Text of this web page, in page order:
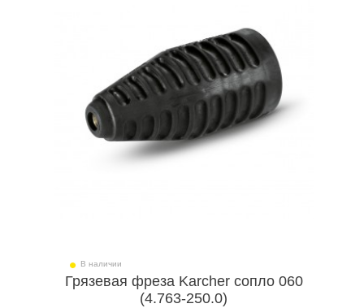
В наличии
Грязевая фреза Karcher сопло 060
(4.763-250.0)